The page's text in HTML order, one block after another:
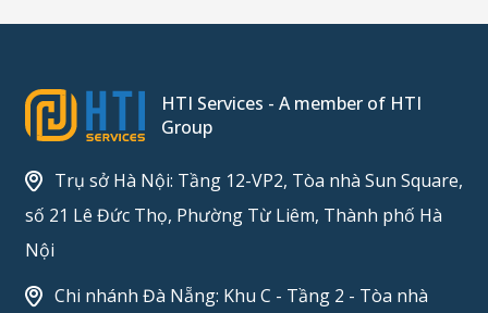
HTI Services - A member of HTI
Group
Trụ sở Hà Nội: Tầng 12-VP2, Tòa nhà Sun Square,
số 21 Lê Đức Thọ, Phường Từ Liêm, Thành phố Hà
Nội
Chi nhánh Đà Nẵng: Khu C - Tầng 2 - Tòa nhà